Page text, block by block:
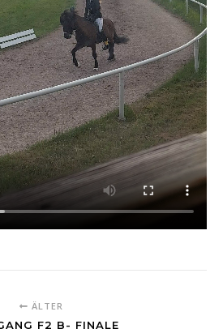
ÄLTER
F2 B- FINALE